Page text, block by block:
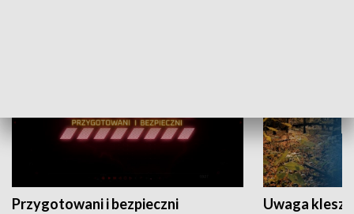
Przygotowani i bezpieczni Uwaga